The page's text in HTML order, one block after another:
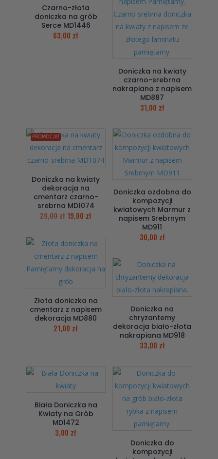
Czarno-złota
doniczka na grób
Serce MD1446
63,00 zł
Doniczka na kwiaty
czarno-srebrna
nakrapiana z napisem
MD887
31,00 zł
PROMOCJA!
Doniczka na kwiaty
dekoracja na
cmentarz czarno-
srebrna MD1074
29,00zł 19,00 zł
Doniczka ozdobna do
kompozycji
kwiatowych Marmur z
napisem Srebrnym
MD911
30,00 zł
Złota doniczka na
cmentarz z napisem
dekoracja MD880
21,00 zł
Doniczka na
chryzantemy
dekoracja biało-złota
nakrapiana MD918
33,00 zł
Biała Doniczka na
Kwiaty na Grób
MD1472
3,00 zł
Doniczka do
kompozycji